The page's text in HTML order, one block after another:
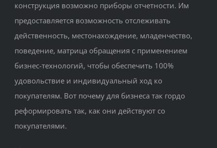
конструкция возможно приборы отчетности. Им
предоставляется возможность отслеживать
действенность, местонахождение, младенчество,
поведение, матрица обращения с применением
бизнес-технологий, чтобы обеспечить 100%
удовольствие и индивидуальный ход ко
покупателям. Вот почему для бизнеса так гордо
реформировать так, как они действуют со
покупателями.